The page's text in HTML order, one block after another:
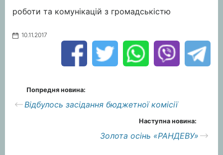
роботи та комунікацій з громадськістю
10.11.2017
Попредня новина:
Відбулось засідання бюджетної комісії
Наступна новина:
Золота осінь «РАНДЕВУ»